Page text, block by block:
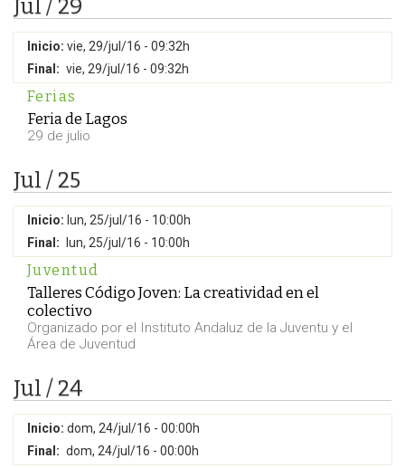
Jul / 29
Inicio: vie, 29/jul/16 - 09:32h
Final: vie, 29/jul/16 - 09:32h
Ferias
Feria de Lagos
29 de julio
Jul / 25
Inicio: lun, 25/jul/16 - 10:00h
Final:
lun, 25/jul/16 - 10:00h
Juventud
Talleres Código Joven: La creatividad en el
colectivo
Organizado por el Instituto Andaluz de la Juventu y el
Área de Juventud
Jul / 24
Inicio: dom, 24/jul/16 - 00:00h
Final: dom, 24/jul/16 - 00:00h